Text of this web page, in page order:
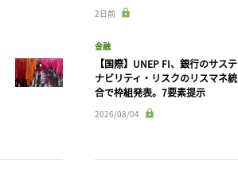
2日前
金融
【国際】UNEP FI、銀行のサステ
ナビリティ・リスクのリスマネ統
合で枠組発表。7要素提示
2026/08/04